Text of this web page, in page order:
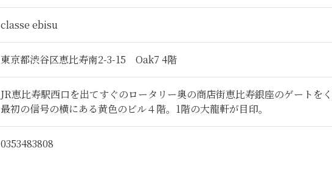
classe ebisu
東京都渋谷区恵比寿南2-3-15 Oak7 4階
JR恵比寿駅西口を出てすぐのロータリー奥の商店街恵比寿銀座のゲートを
最初の信号の横にある黄色のビル４階。1階の大龍軒が目印。
0353483808